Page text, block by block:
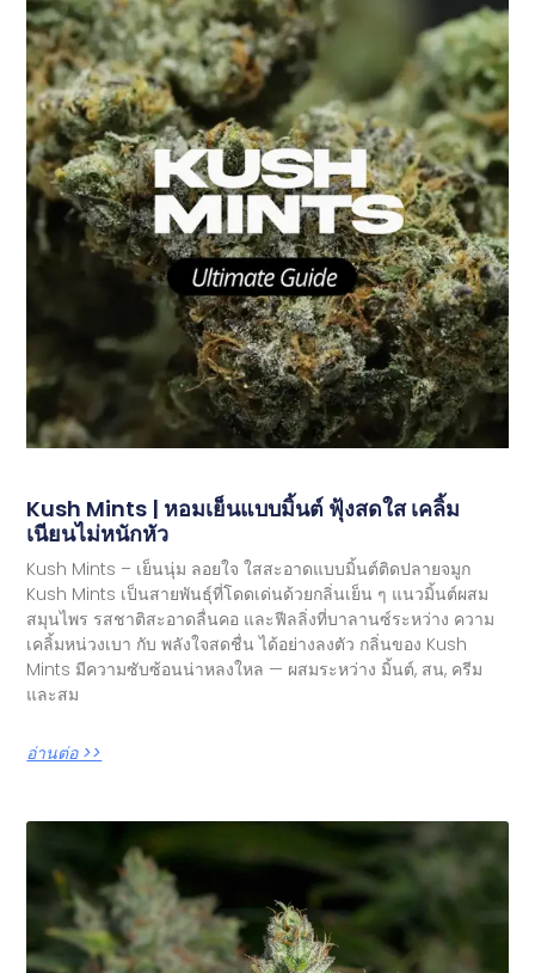
Kush Mints | หอมเย็นแบบมิ้นต์ ฟุ้งสดใส เคลิ้ม
เนียนไม่หนักหัว
Kush Mints – เย็นนุ่ม ลอยใจ ใสสะอาดแบบมิ้นต์ติดปลายจมูก
Kush Mints เป็นสายพันธุ์ที่โดดเด่นด้วยกลิ่นเย็น ๆ แนวมิ้นต์ผสม
สมุนไพร รสชาติสะอาดลื่นคอ และฟีลลิ่งที่บาลานซ์ระหว่าง ความ
เคลิ้มหน่วงเบา กับ พลังใจสดชื่น ได้อย่างลงตัว กลิ่นของ Kush
Mints มีความซับซ้อนน่าหลงใหล — ผสมระหว่าง มิ้นต์, สน, ครีม
และสม
อ่านต่อ >>